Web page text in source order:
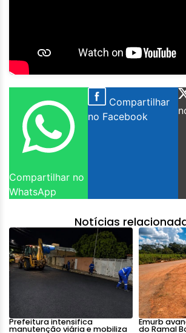
Compartilhar no
WhatsApp
Compartilhar
no Facebook
Notícias
Prefeitura intensifica
manutenção viária e mobiliza
Emurb
do Ramal